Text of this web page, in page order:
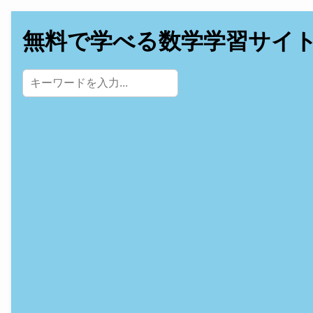
無料で学べる数学学習サイ
サイト内検索